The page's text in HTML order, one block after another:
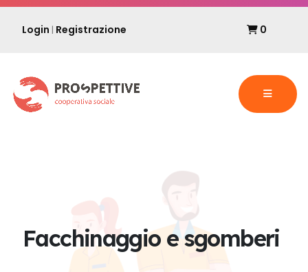
Login | Registrazione 0
Facchinaggio e sgomberi